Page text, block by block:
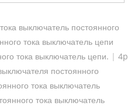
выключатель постоянного
тока выключатель цепи
тока выключатель цепи. | 4p
постоянного
тока выключатель
тока выключатель